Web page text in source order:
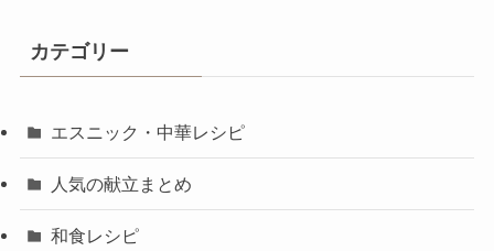
カテゴリー
エスニック・中華レシピ
人気の献立まとめ
和食レシピ